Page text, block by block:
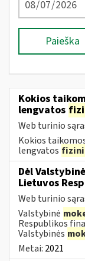
Paieška
Kokios
lengvatos
Web turinio
Kokios
lengvatos
Dėl
Lietuvos
Web turinio
Valstybinė
Respublikos
Valstybinės
Metai: 2021